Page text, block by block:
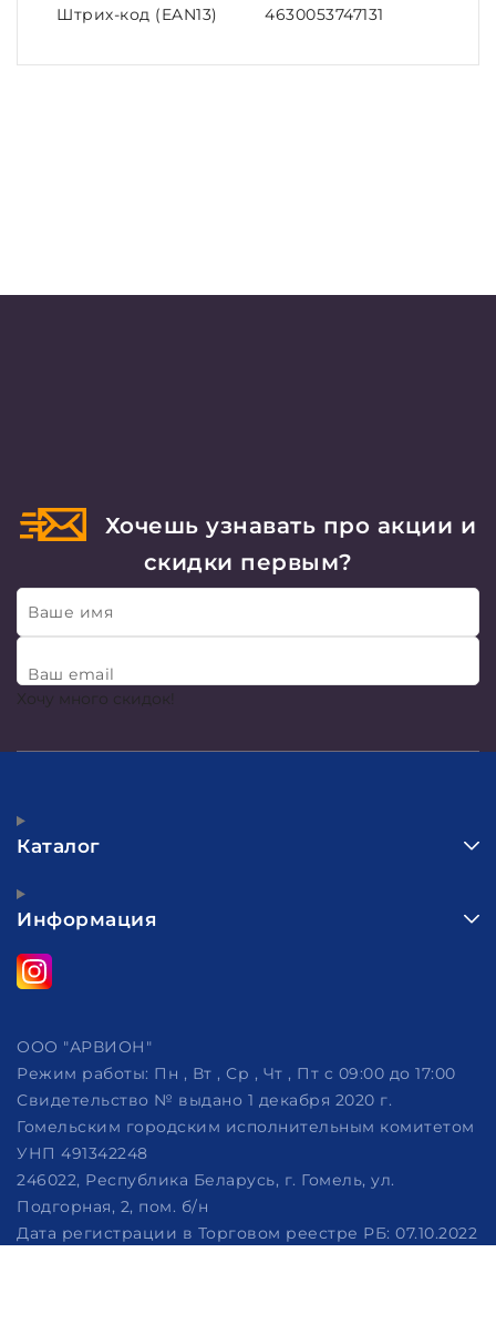
Штрих-код (EAN13) 4630053747131
Хочешь узнавать про акции и
скидки первым?
Ваше имя
Ваш email
Хочу много скидок!
Каталог
Информация
ООО "АРВИОН"
Режим работы: Пн , Вт , Ср , Чт , Пт c 09:00 до 17:00
Свидетельство № выдано 1 декабря 2020 г.
Гомельским городским исполнительным комитетом
УНП 491342248
246022, Республика Беларусь, г. Гомель, ул.
Подгорная, 2, пом. б/н
Дата регистрации в Торговом реестре РБ: 07.10.2022